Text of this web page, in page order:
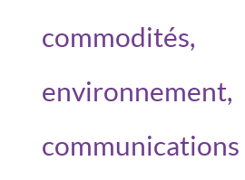
commodités,
environnement,
communications